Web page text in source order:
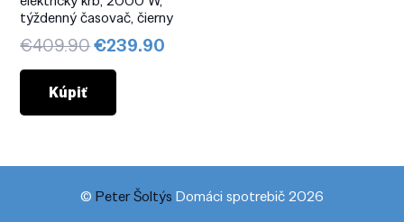
týždenný časovač, čierny
€409.90Pôvodná
cena
€409.90.
€239.90
Kúpiť
© Peter Šoltýs Domáci spotrebič 2026